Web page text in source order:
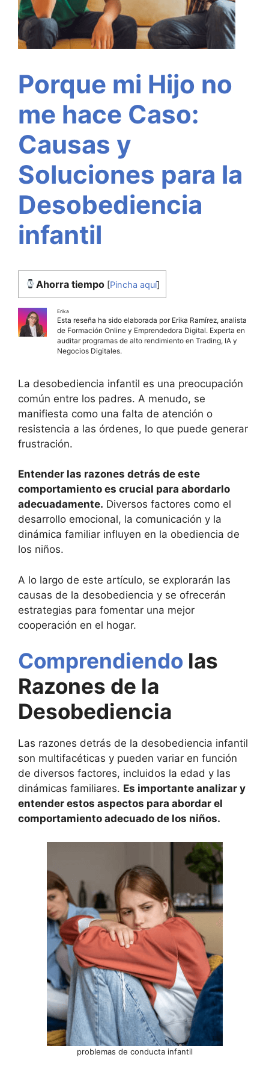
Porque mi Hijo no
me hace Caso:
Causas y
Soluciones para la
Desobediencia
infantil
Ahorra tiempo [Pincha aquí]
Erika
Esta reseña ha sido elaborada por Erika Ramírez, analista
de Formación Online y Emprendedora Digital. Experta en
auditar programas de alto rendimiento en Trading, IA y
Negocios Digitales.
La desobediencia infantil es una preocupación
común entre los padres. A menudo, se
manifiesta como una falta de atención o
resistencia a las órdenes, lo que puede generar
frustración.
Entender las razones detrás de este
comportamiento es crucial para abordarlo
adecuadamente. Diversos factores como el
desarrollo emocional, la comunicación y la
dinámica familiar influyen en la obediencia de
los niños.
A lo largo de este artículo, se explorarán las
causas de la desobediencia y se ofrecerán
estrategias para fomentar una mejor
cooperación en el hogar.
Comprendiendo las
Razones de la
Desobediencia
Las razones detrás de la desobediencia infantil
son multifacéticas y pueden variar en función
de diversos factores, incluidos la edad y las
dinámicas familiares. Es importante analizar y
entender estos aspectos para abordar el
comportamiento adecuado de los niños.
problemas de conducta infantil